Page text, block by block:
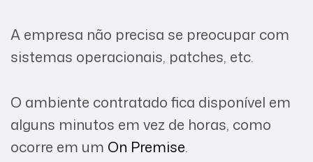
A empresa não precisa se preocupar com
sistemas operacionais, patches, etc.
O ambiente contratado fica disponível em
alguns minutos em vez de horas, como
ocorre em um On Premise.